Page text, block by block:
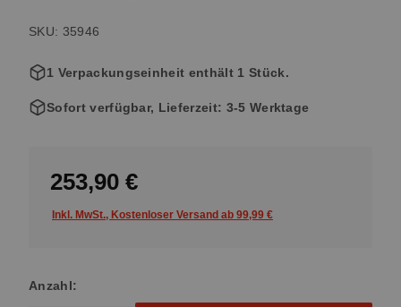
SKU: 35946
1 Verpackungseinheit enthält 1 Stück.
Sofort verfügbar, Lieferzeit: 3-5 Werktage
253,90 €
Inkl. MwSt., Kostenloser Versand ab 99,99 €
Anzahl: